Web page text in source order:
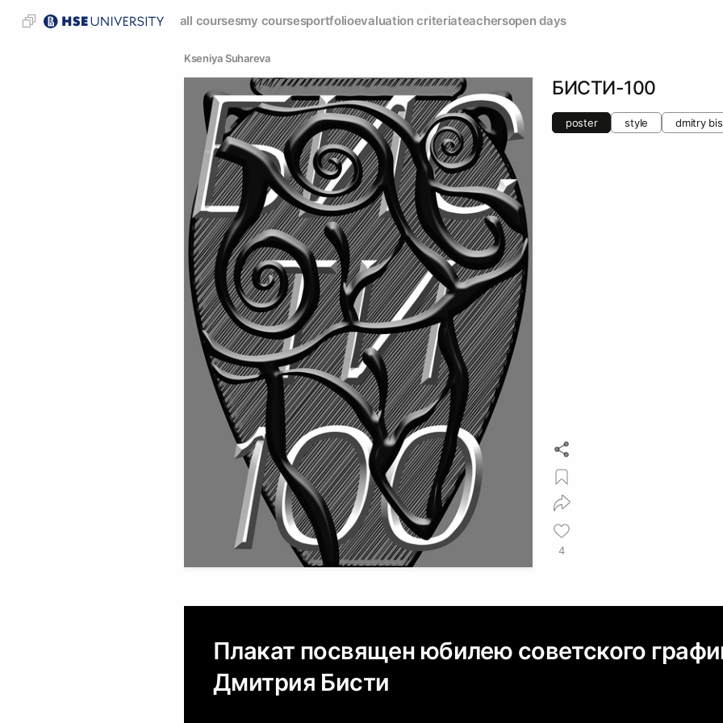
all coursesmy coursesportfolioevaluation criteriateachersopen days
Kseniya Suhareva
БИСТИ-100
poster style dmitry
4
Плакат посвящен юбилею советского
Дмитрия Бисти